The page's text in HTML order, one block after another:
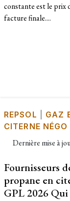
constante est le prix
facture finale....
REPSOL
GAZ
CITERNE NÉGO
Dernière mise à
Fournisseurs
propane en
GPL 2026